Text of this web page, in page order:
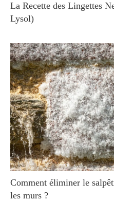
La Recette des Lingettes
Lysol)
Comment éliminer le
les murs ?